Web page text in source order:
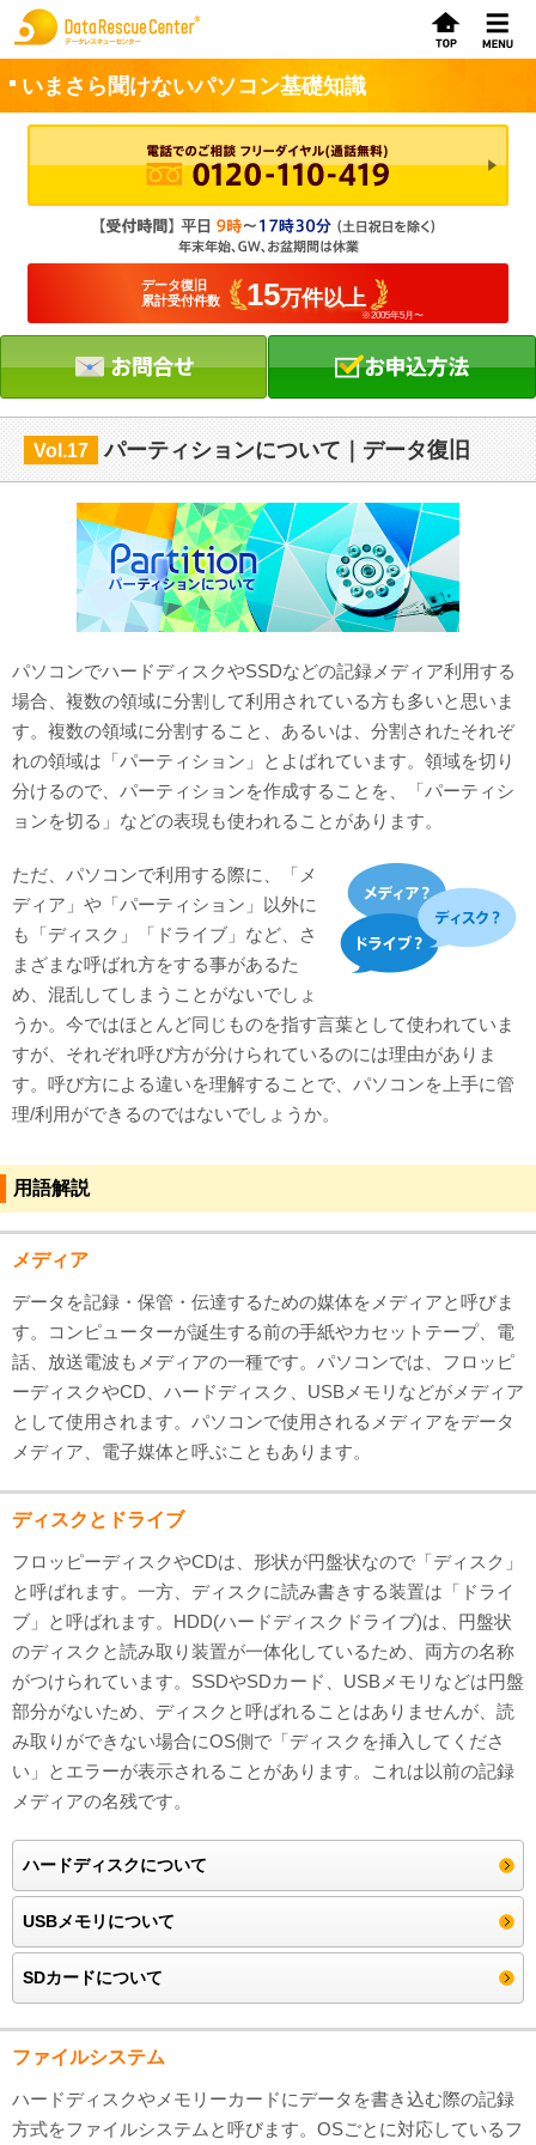
いまさら聞けないパソコン基礎知識
データ復旧
累計受付件数
15万件以上
※2005年5月〜
Vol.17 パーティションについて｜データ復旧
パソコンでハードディスクやSSDなどの記録メディア利用する
場合、複数の領域に分割して利用されている方も多いと思いま
す。複数の領域に分割すること、あるいは、分割されたそれぞ
れの領域は「パーティション」とよばれています。領域を切り
分けるので、パーティションを作成することを、「パーティシ
ョンを切る」などの表現も使われることがあります。
ただ、パソコンで利用する際に、「メ
ディア」や「パーティション」以外に
も「ディスク」「ドライブ」など、さ
まざまな呼ばれ方をする事があるた
め、混乱してしまうことがないでしょ
うか。今ではほとんど同じものを指す言葉として使われていま
すが、それぞれ呼び方が分けられているのには理由がありま
す。呼び方による違いを理解することで、パソコンを上手に管
理/利用ができるのではないでしょうか。
用語解説
メディア
データを記録・保管・伝達するための媒体をメディアと呼びま
す。コンピューターが誕生する前の手紙やカセットテープ、電
話、放送電波もメディアの一種です。パソコンでは、フロッピ
ーディスクやCD、ハードディスク、USBメモリなどがメディア
として使用されます。パソコンで使用されるメディアをデータ
メディア、電子媒体と呼ぶこともあります。
ディスクとドライブ
フロッピーディスクやCDは、形状が円盤状なので「ディスク」
と呼ばれます。一方、ディスクに読み書きする装置は「ドライ
ブ」と呼ばれます。HDD(ハードディスクドライブ)は、円盤状
のディスクと読み取り装置が一体化しているため、両方の名称
がつけられています。SSDやSDカード、USBメモリなどは円盤
部分がないため、ディスクと呼ばれることはありませんが、読
み取りができない場合にOS側で「ディスクを挿入してくださ
い」とエラーが表示されることがあります。これは以前の記録
メディアの名残です。
ハードディスクについて
USBメモリについて
SDカードについて
ファイルシステム
ハードディスクやメモリーカードにデータを書き込む際の記録
方式をファイルシステムと呼びます。OSごとに対応しているフ
お申込方法
お問合せ
初めてのお客さまへ
サービスの流れ
データレスキューセンターの特徴
データ復旧料金
お客さまの声
対応メディア
よくあるご質問
データ復旧特集
データ復旧のウソ？ホント？
プライバシーマーク認定
ISO27001(ISMS)認証
特定商取引法に基づく表記
会社案内・会社概要